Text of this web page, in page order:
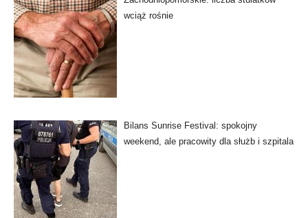
wciąż rośnie
Bilans Sunrise Festival: spokojny
weekend, ale pracowity dla służb i szpitala